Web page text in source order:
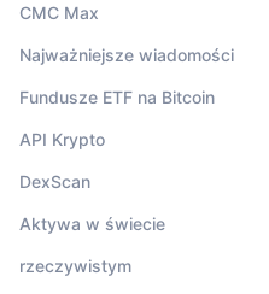
CMC Max
Najważniejsze wiadomości
Fundusze ETF na Bitcoin
API Krypto
DexScan
Aktywa w świecie
rzeczywistym